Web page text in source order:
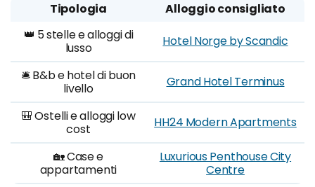
Tipologia
Alloggio consigliato
👑 5 stelle e alloggi di
lusso
Hotel Norge by Scandic
🛎️ B&b e hotel di buon
livello
Grand Hotel Terminus
🎒 Ostelli e alloggi low
cost
HH24 Modern Apartments
🏡 Case e
appartamenti
Luxurious Penthouse City
Centre